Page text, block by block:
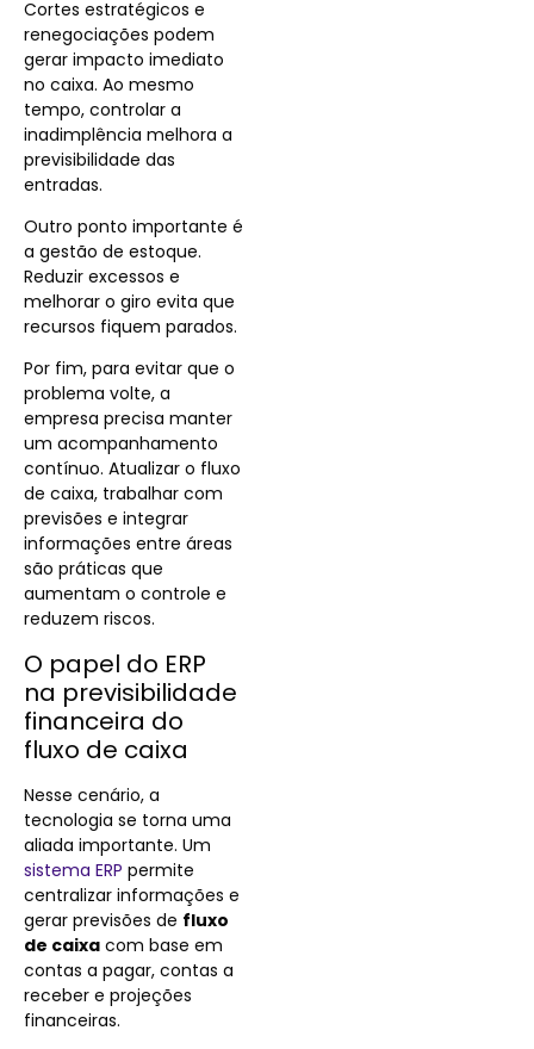
Cortes estratégicos e
renegociações podem
gerar impacto imediato
no caixa. Ao mesmo
tempo, controlar a
inadimplência melhora a
previsibilidade das
entradas.
Outro ponto importante é
a gestão de estoque.
Reduzir excessos e
melhorar o giro evita que
recursos fiquem parados.
Por fim, para evitar que o
problema volte, a
empresa precisa manter
um acompanhamento
contínuo. Atualizar o fluxo
de caixa, trabalhar com
previsões e integrar
informações entre áreas
são práticas que
aumentam o controle e
reduzem riscos.
O papel do ERP
na previsibilidade
financeira do
fluxo de caixa
Nesse cenário, a
tecnologia se torna uma
aliada importante. Um
sistema ERP permite
centralizar informações e
gerar previsões de fluxo
de caixa com base em
contas a pagar, contas a
receber e projeções
financeiras.